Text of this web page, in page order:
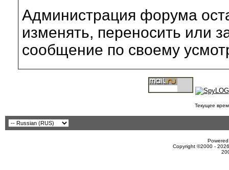
Администрация форума
изменять, переносить или
сообщение по своему
Текущее
Copyright ©2000 -